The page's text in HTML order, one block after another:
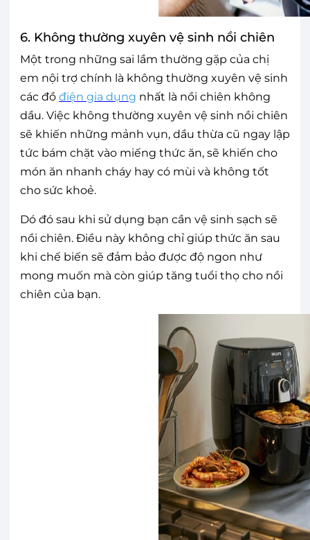
6. Không thường xuyên vệ sinh nồi chiên
Một trong những sai lầm thường gặp của chị
em nội trợ chính là không thường xuyên vệ sinh
các đồ điện gia dụng nhất là nồi chiên không
dầu. Việc không thường xuyên vệ sinh nồi chiên
sẽ khiến những mảnh vụn, dầu thừa cũ ngay lập
tức bám chặt vào miếng thức ăn, sẽ khiến cho
món ăn nhanh cháy hay có mùi và không tốt
cho sức khoẻ.
Dó đó sau khi sử dụng bạn cần vệ sinh sạch sẽ
nồi chiên. Điều này không chỉ giúp thức ăn sau
khi chế biến sẽ đảm bảo được độ ngon như
mong muốn mà còn giúp tăng tuổi thọ cho nồi
chiên của bạn.